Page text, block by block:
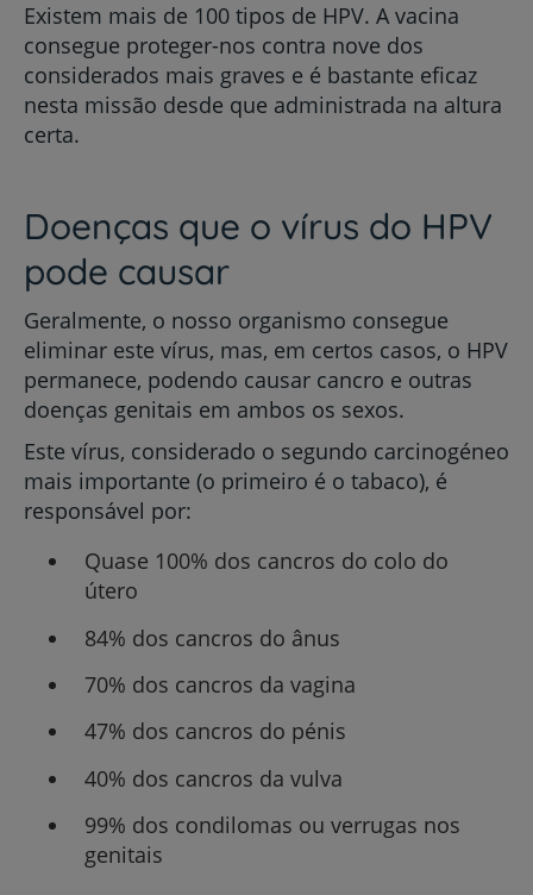
Existem mais de 100 tipos de HPV. A vacina
consegue proteger-nos contra nove dos
considerados mais graves e é bastante eficaz
nesta missão desde que administrada na altura
certa.
Doenças que o vírus do HPV
pode causar
Geralmente, o nosso organismo consegue
eliminar este vírus, mas, em certos casos, o HPV
permanece, podendo causar cancro e outras
doenças genitais em ambos os sexos.
Este vírus, considerado o segundo carcinogéneo
mais importante (o primeiro é o tabaco), é
responsável por:
Quase 100% dos cancros do colo do
útero
84% dos cancros do ânus
70% dos cancros da vagina
47% dos cancros do pénis
40% dos cancros da vulva
99% dos condilomas ou verrugas nos
genitais